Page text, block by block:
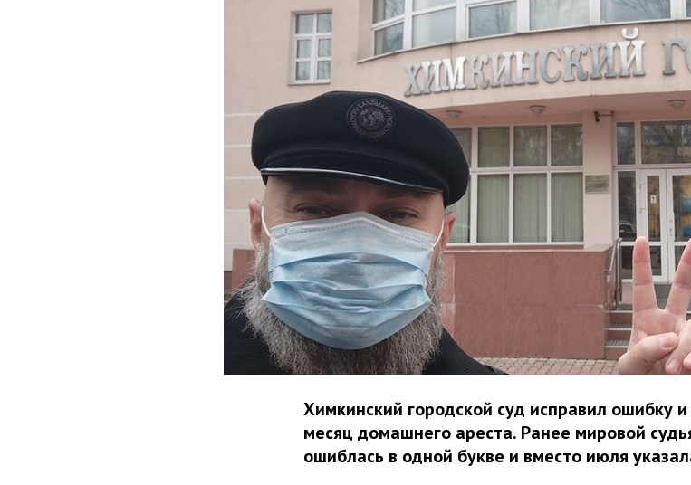
Химкинский городской суд исправил ошибку
месяц домашнего ареста. Ранее мировой
ошиблась в одной букве и вместо июля